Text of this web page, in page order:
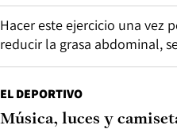
Hacer este ejercicio una vez
reducir la grasa abdominal,
EL DEPORTIVO
Música, luces y